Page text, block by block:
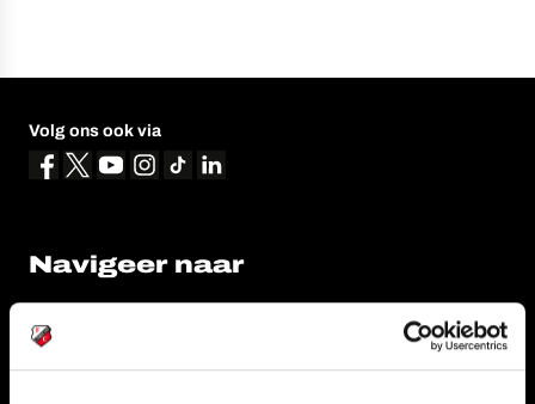
Volg ons ook via
Navigeer naar
CLUB